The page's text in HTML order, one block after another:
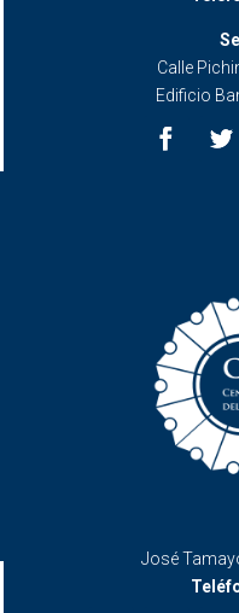
Calle
Edificio
José